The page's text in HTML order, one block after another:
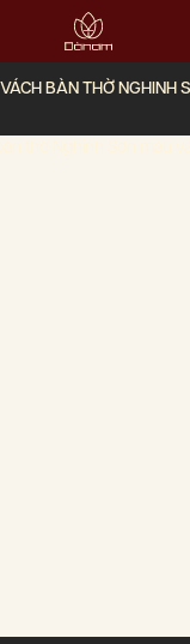
VÁCH BÀN THỜ NGHINH